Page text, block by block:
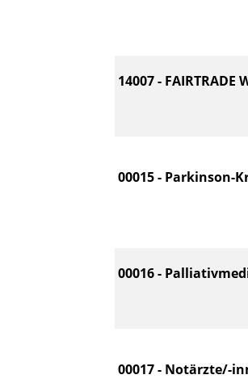
14007 -
00015 - Parkinson-
00016 -
00017 - Notärzte/-